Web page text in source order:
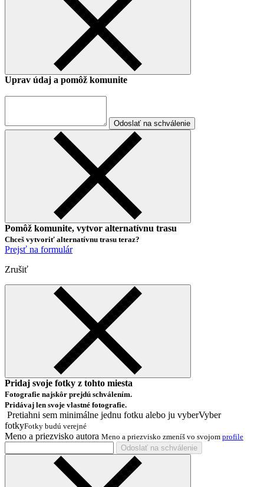
Uprav údaj a pomôž komunite
Odoslať na schválenie
Pomôž komunite, vytvor alternatívnu trasu
Chceš vytvoriť alternatívnu trasu teraz?
Prejsť na formulár
Zrušiť
Pridaj svoje fotky z tohto miesta
Fotografie najskôr prejdú schválením.
Pridávaj len svoje vlastné fotografie.
Pretiahni sem minimálne jednu fotku alebo ju vyberVyber
fotkyFotky budú verejné
Meno a priezvisko autora Meno a priezvisko zmeníš vo svojom profile
Odoslať na schválenie